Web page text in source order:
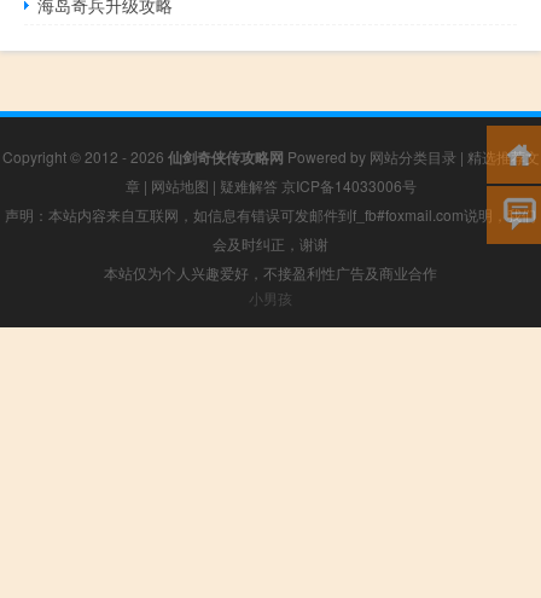
Copyright © 2012 - 2026 仙剑奇侠传攻略网 Powered by 网站分类目录 | 精选推荐文
章 | 网站地图 | 疑难解答 京ICP备14033006号
声明：本站内容来自互联网，如信息有错误可发邮件到f_fb#foxmail.com说明，我们
会及时纠正，谢谢
本站仅为个人兴趣爱好，不接盈利性广告及商业合作
小男孩